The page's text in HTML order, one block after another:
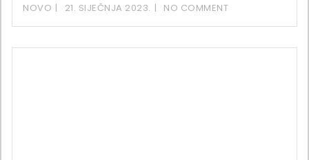
NOVO 21. SIJEČNJA 2023. NO COMMENT